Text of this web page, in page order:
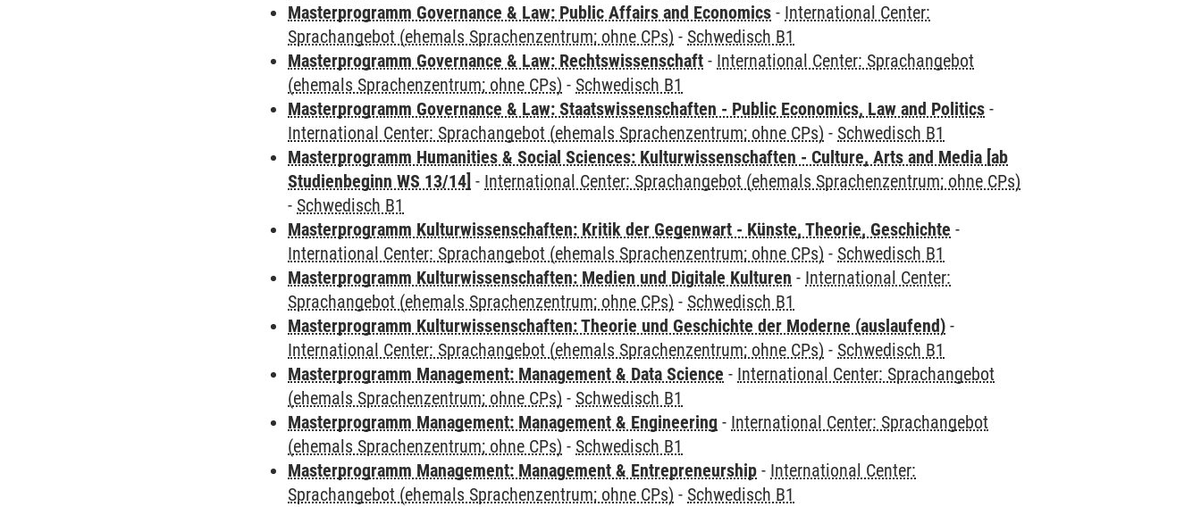
Masterprogramm Governance & Law: Public Affairs and Economics - International Center:
Sprachangebot (ehemals Sprachenzentrum; ohne CPs) - Schwedisch B1
Masterprogramm Governance & Law: Rechtswissenschaft - International Center: Sprachangebot
(ehemals Sprachenzentrum; ohne CPs) - Schwedisch B1
Masterprogramm Governance & Law: Staatswissenschaften - Public Economics, Law and Politics -
International Center: Sprachangebot (ehemals Sprachenzentrum; ohne CPs) - Schwedisch B1
Masterprogramm Humanities & Social Sciences: Kulturwissenschaften - Culture, Arts and Media [ab
Studienbeginn WS 13/14] - International Center: Sprachangebot (ehemals Sprachenzentrum; ohne CPs)
- Schwedisch B1
Masterprogramm Kulturwissenschaften: Kritik der Gegenwart - Künste, Theorie, Geschichte -
International Center: Sprachangebot (ehemals Sprachenzentrum; ohne CPs) - Schwedisch B1
Masterprogramm Kulturwissenschaften: Medien und Digitale Kulturen - International Center:
Sprachangebot (ehemals Sprachenzentrum; ohne CPs) - Schwedisch B1
Masterprogramm Kulturwissenschaften: Theorie und Geschichte der Moderne (auslaufend) -
International Center: Sprachangebot (ehemals Sprachenzentrum; ohne CPs) - Schwedisch B1
Masterprogramm Management: Management & Data Science - International Center: Sprachangebot
(ehemals Sprachenzentrum; ohne CPs) - Schwedisch B1
Masterprogramm Management: Management & Engineering - International Center: Sprachangebot
(ehemals Sprachenzentrum; ohne CPs) - Schwedisch B1
Masterprogramm Management: Management & Entrepreneurship - International Center:
Sprachangebot (ehemals Sprachenzentrum; ohne CPs) - Schwedisch B1